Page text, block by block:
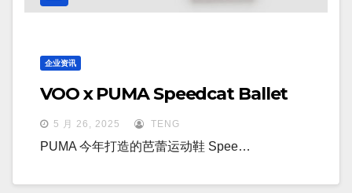
企业资讯
VOO x PUMA Speedcat Ballet
5 月 26, 2025 TENG
PUMA 今年打造的芭蕾运动鞋 Spee…